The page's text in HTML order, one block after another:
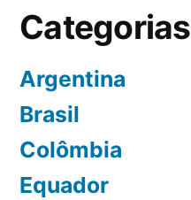
Categorias
Argentina
Brasil
Colômbia
Equador